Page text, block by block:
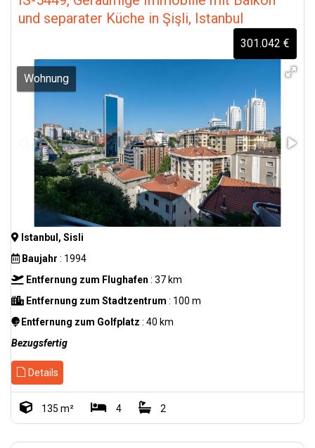
und separater Küche in Şişli, Istanbul
301.042 €
Wohnung
Istanbul, Sisli
Baujahr : 1994
Entfernung zum Flughafen : 37 km
Entfernung zum Stadtzentrum : 100 m
Entfernung zum Golfplatz : 40 km
Bezugsfertig
Details
135 m² 4 2